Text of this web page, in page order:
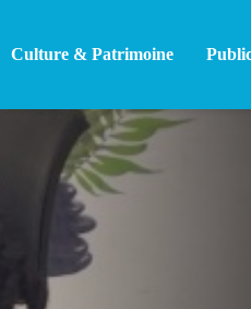
Culture & Patrimoine